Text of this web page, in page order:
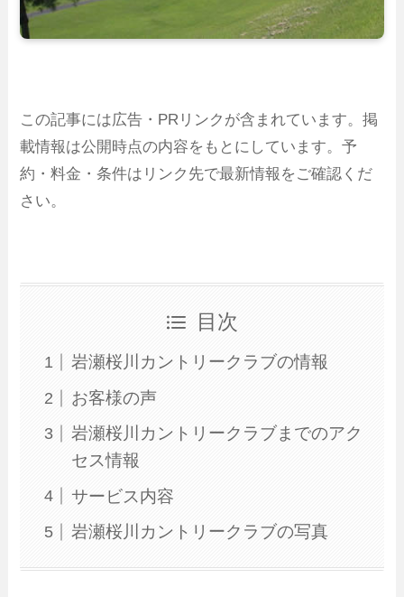
この記事には広告・PRリンクが含まれています。掲
載情報は公開時点の内容をもとにしています。予
約・料金・条件はリンク先で最新情報をご確認くだ
さい。
目次
岩瀬桜川カントリークラブの情報
お客様の声
岩瀬桜川カントリークラブまでのアク
セス情報
サービス内容
岩瀬桜川カントリークラブの写真